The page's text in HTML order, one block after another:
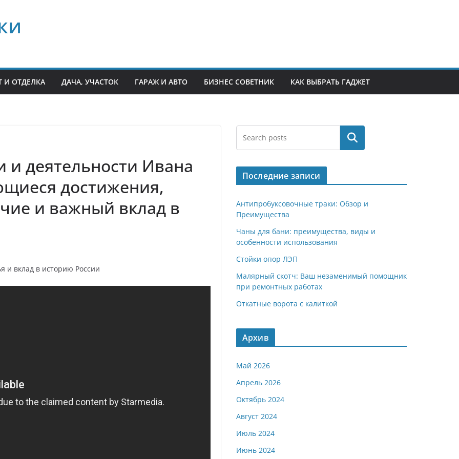
И ОТДЕЛКА ДАЧА, УЧАСТОК ГАРАЖ И АВТО БИЗНЕС СОВЕТНИК КАК ВЫБРАТЬ ГАДЖЕТ
деятельности Ивана
достижения,
и важный вклад в
Поиск
Последние записи
Антипробуксовочные траки: Обзор и
Преимущества
Чаны для бани: преимущества, виды и
особенности использования
Стойки опор ЛЭП
Малярный скотч: Ваш незаменимый помощник
при ремонтных работах
Откатные ворота с калиткой
Архив
Май 2026
Апрель 2026
Октябрь 2024
Август 2024
Июль 2024
Июнь 2024